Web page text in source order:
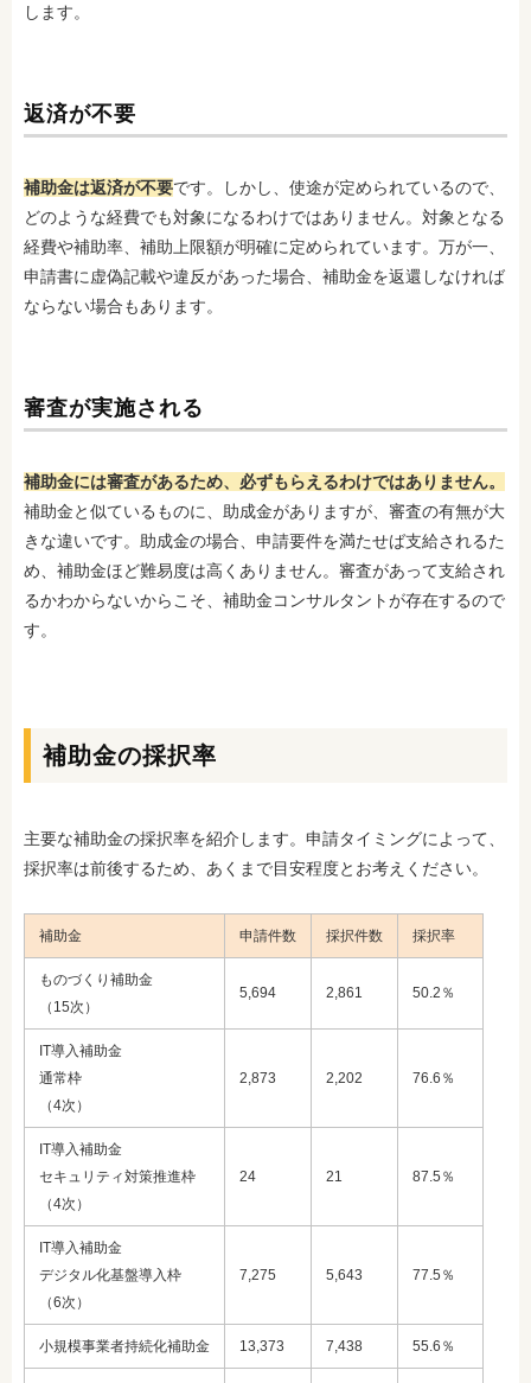
します。
返済が不要
補助金は返済が不要です。しかし、使途が定められているので、
どのような経費でも対象になるわけではありません。対象となる
経費や補助率、補助上限額が明確に定められています。万が一、
申請書に虚偽記載や違反があった場合、補助金を返還しなければ
ならない場合もあります。
審査が実施される
補助金には審査があるため、必ずもらえるわけではありません。
補助金と似ているものに、助成金がありますが、審査の有無が大
きな違いです。助成金の場合、申請要件を満たせば支給されるた
め、補助金ほど難易度は高くありません。審査があって支給され
るかわからないからこそ、補助金コンサルタントが存在するので
す。
補助金の採択率
主要な補助金の採択率を紹介します。申請タイミングによって、
採択率は前後するため、あくまで目安程度とお考えください。
補助金 申請件数 採択件数 採択率
ものづくり補助金
（15次）
5,694 2,861 50.2％
IT導入補助金
通常枠
（4次）
2,873 2,202 76.6％
IT導入補助金
セキュリティ対策推進枠
（4次）
24 21 87.5％
IT導入補助金
デジタル化基盤導入枠
（6次）
7,275 5,643 77.5％
小規模事業者持続化補助金 13,373 7,438 55.6％